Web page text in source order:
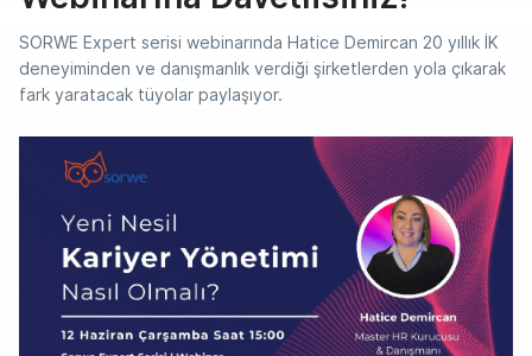
SORWE Expert serisi webinarında Hatice Demircan 20 yıllık İK
deneyiminden ve danışmanlık verdiği şirketlerden yola çıkarak
fark yaratacak tüyolar paylaşıyor.